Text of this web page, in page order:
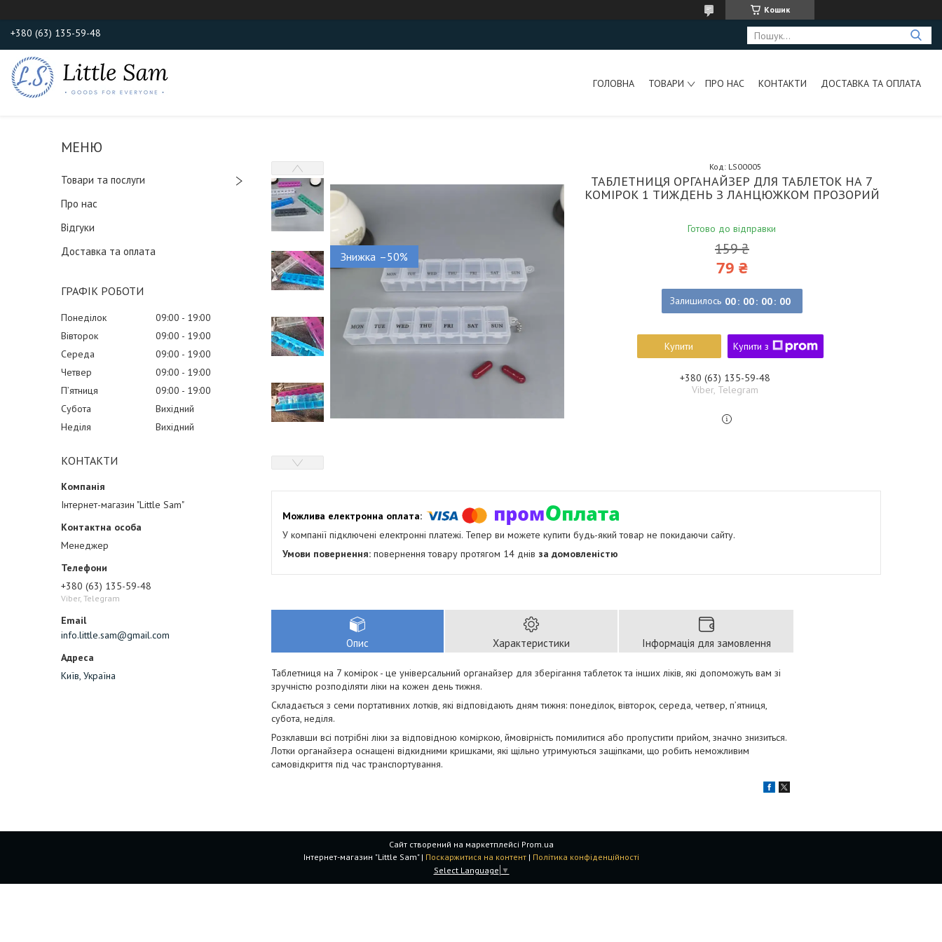
Кошик
+380 (63) 135-59-48
ГОЛОВНА ТОВАРИ ПРО НАС КОНТАКТИ ДОСТАВКА ТА ОПЛАТА
Товари та послуги
Про нас
Відгуки
Доставка та оплата
ГРАФІК РОБОТИ
Понеділок 09:00
19:00
Вівторок
09:00
19:00
Середа
09:00
19:00
Четвер
09:00
19:00
Пʼятниця
09:00
19:00
Субота
Вихідний
Неділя
Вихідний
КОНТАКТИ
Інтернет-магазин "Little Sam"
Менеджер
+380 (63) 135-59-48
Viber, Telegram
info.little.sam@gmail.com
Київ, Україна
–50%
ТАБЛЕТНИЦЯ ОРГАНАЙЗЕР ДЛЯ ТАБЛЕТОК НА 7
КОМІРОК 1 ТИЖДЕНЬ З ЛАНЦЮЖКОМ ПРОЗОРИЙ
Готово до відправки
Код: LS00005
159 ₴
79 ₴
Залишилось 00 00 00 00
Купити Купити з
+380 (63) 135-59-48
Viber, Telegram
У компанії підключені електронні платежі. Тепер ви можете купити будь-який товар не покидаючи сайту.
повернення товару протягом 14 днів за домовленістю
Опис Характеристики Інформація для замовлення
Таблетниця на 7 комірок - це універсальний органайзер для зберігання таблеток та інших ліків, які допоможуть вам зі
зручністю розподіляти ліки на кожен день тижня.
Складається з семи портативних лотків, які відповідають дням тижня: понеділок, вівторок, середа, четвер, п’ятниця,
субота, неділя.
Розклавши всі потрібні ліки за відповідною коміркою, ймовірність помилитися або пропустити прийом, значно знизиться.
Лотки органайзера оснащені відкидними кришками, які щільно утримуються защіпками, що робить неможливим
самовідкриття під час транспортування.
Сайт створений на маркетплейсі Prom.ua
Інтернет-магазин "Little Sam" | Поскаржитися на контент | Політика конфіденційності
Select Language ▼